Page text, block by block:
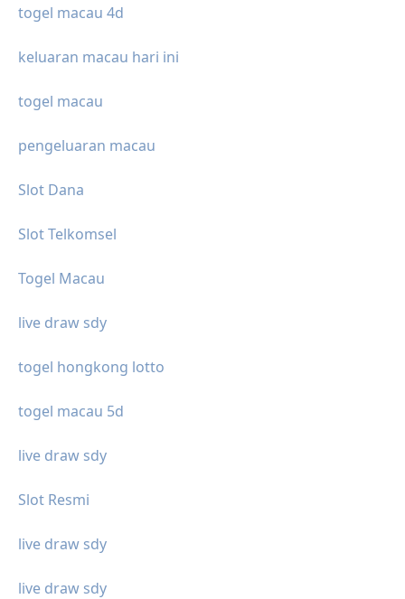
togel macau 4d
keluaran macau hari ini
togel macau
pengeluaran macau
Slot Dana
Slot Telkomsel
Togel Macau
live draw sdy
togel hongkong lotto
togel macau 5d
live draw sdy
Slot Resmi
live draw sdy
live draw sdy